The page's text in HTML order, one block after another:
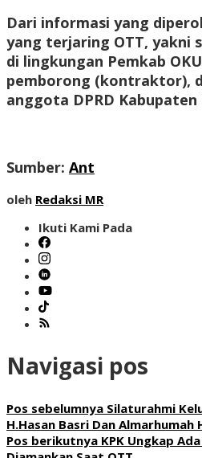
Dari informasi yang
yang terjaring OTT, yakni
di lingkungan Pemkab
pemborong (kontraktor),
anggota DPRD Kabupaten
Sumber: Ant
oleh Redaksi MR
Ikuti Kami Pada
Navigasi pos
Pos sebelumnya Silaturahmi
H.Hasan Basri Dan Almarhumah
Pos berikutnya KPK Ungkap